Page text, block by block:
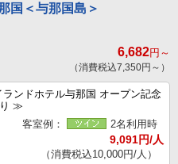
国＜与那国島＞
6,682円～
（消費税込7,350円～）
ランドホテル与那国 オープン記念
≫
客室例：
2名利用時
9,091円/人
（消費税込10,000円/人）